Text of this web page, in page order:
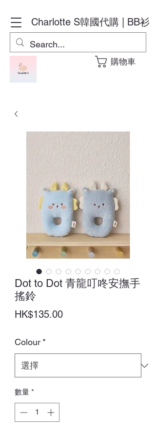
Charlotte S韓國代購 | BB衫
購物車
Dot to Dot 青龍叮咚安撫手
搖鈴
HK$135.00價
Colour *
數量 *